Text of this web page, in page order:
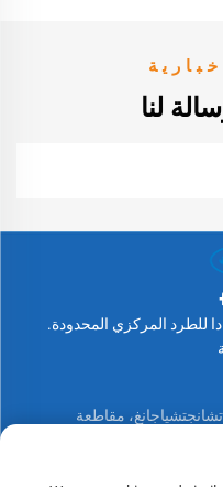
لنا
هوا دا للطرد المركزي المحدودة.
تشانجتشياجانغ، مقاطعة